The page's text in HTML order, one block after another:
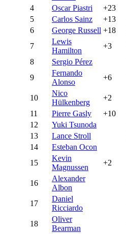
4
Oscar Piastri +23
5
Carlos Sainz +13
6
George Russell +18
7
Lewis
Hamilton
+3
8
Sergio Pérez
9
Fernando
Alonso
+6
10
Nico
Hülkenberg
+2
11
Pierre Gasly +10
12
Yuki Tsunoda
13
Lance Stroll
14
Esteban Ocon
15
Kevin
Magnussen
+2
16
Alexander
Albon
17
Daniel
Ricciardo
18
Oliver
Bearman